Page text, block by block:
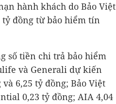
hành khách do Bảo Việt
tỷ đồng từ bảo hiểm tín
số tiền chi trả bảo hiểm
và Generali dự kiến
và 6,25 tỷ đồng; Bảo Việt
0,23 tỷ đồng; AIA 4,04